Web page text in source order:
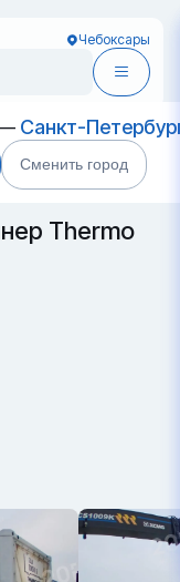
Чебоксары
Санкт-
Сменить город
ZXJU 006511-5
Thermo